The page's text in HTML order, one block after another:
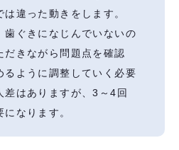
違った動きをします。
歯ぐきになじんでいないの
だきながら問題点を確認
るように調整していく必要
差はありますが、3～4回
なります。